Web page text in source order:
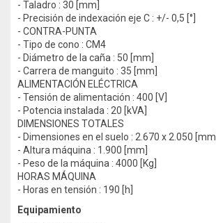
- Taladro : 30 [mm]
- Precisión de indexación eje C : +/- 0,5 [°]
- CONTRA-PUNTA
- Tipo de cono : CM4
- Diámetro de la caña : 50 [mm]
- Carrera de manguito : 35 [mm]
ALIMENTACIÓN ELÉCTRICA
- Tensión de alimentación : 400 [V]
- Potencia instalada : 20 [kVA]
DIMENSIONES TOTALES
- Dimensiones en el suelo : 2.670 x 2.050 [mm]
- Altura máquina : 1.900 [mm]
- Peso de la máquina : 4000 [Kg]
HORAS MÁQUINA
- Horas en tensión : 190 [h]
Equipamiento